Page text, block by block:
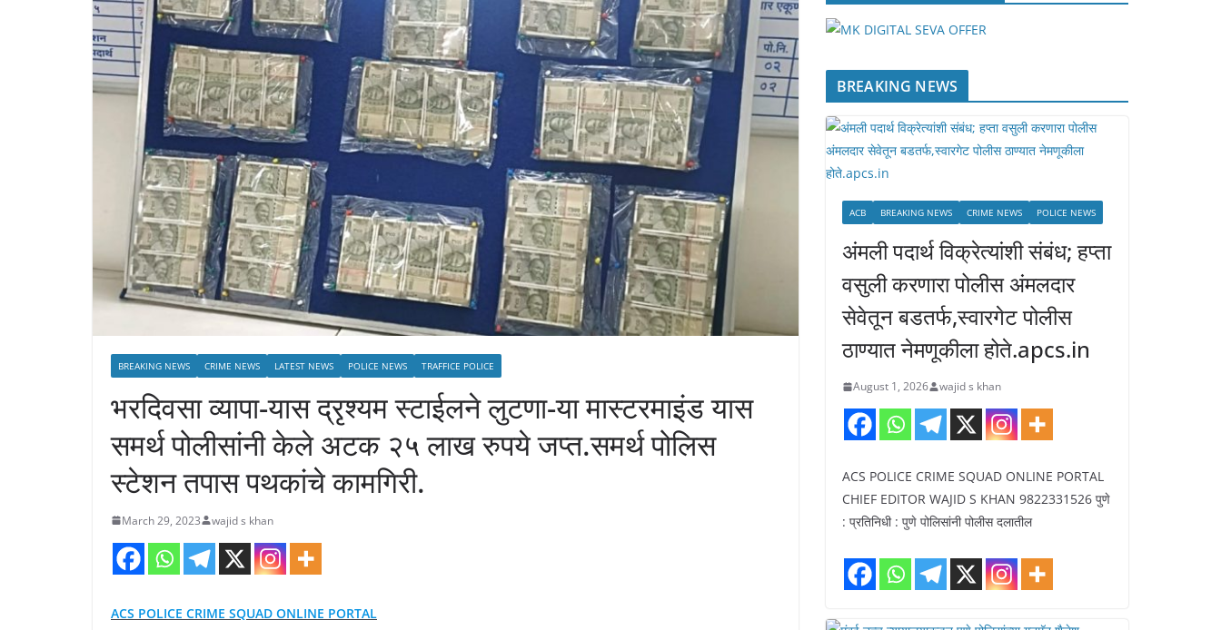
BREAKING NEWS CRIME NEWS LATEST NEWS POLICE NEWS TRAFFICE POLICE
भरदिवसा व्यापा-यास द्रृश्यम स्टाईलने लुटणा-या मास्टरमाइंड यास
समर्थ पोलीसांनी केले अटक २५ लाख रुपये जप्त.समर्थ पोलिस
स्टेशन तपास पथकांचे कामगिरी.
March 29, 2023 wajid s khan
ACS POLICE CRIME SQUAD ONLINE PORTAL
BREAKING NEWS
ACB BREAKING NEWS CRIME NEWS POLICE NEWS
अंमली पदार्थ विक्रेत्यांशी संबंध; हप्ता
वसुली करणारा पोलीस अंमलदार
सेवेतून बडतर्फ,स्वारगेट पोलीस
ठाण्यात नेमणूकीला होते.apcs.in
August 1, 2026 wajid s khan
ACS POLICE CRIME SQUAD ONLINE PORTAL
CHIEF EDITOR WAJID S KHAN 9822331526 पुणे
: प्रतिनिधी : पुणे पोलिसांनी पोलीस दलातील